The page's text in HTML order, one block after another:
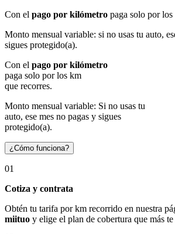
Con el pago por kilómetro paga solo por
Monto mensual variable: si no usas tu auto,
sigues protegido(a).
Con el pago por kilómetro
paga solo por los km
que recorres.
Monto mensual variable: Si no usas tu
auto, ese mes no pagas y sigues
protegido(a).
¿Cómo funciona?
01
Cotiza y contrata
Obtén tu tarifa por km recorrido en nuestra
miituo y elige el plan de cobertura que más